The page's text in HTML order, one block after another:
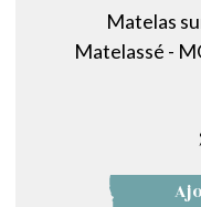
Matelas
Matelassé -